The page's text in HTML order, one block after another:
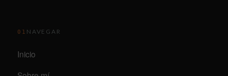
01 NAVEGAR
Inicio